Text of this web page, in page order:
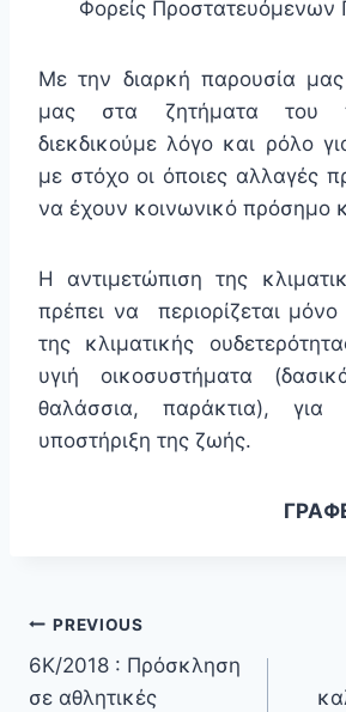
Φορείς Προστατευόμενων
Με την διαρκή παρουσία μας
μας στα ζητήματα του
διεκδικούμε λόγο και ρόλο
με στόχο οι όποιες αλλαγές
να έχουν κοινωνικό πρόσημο
Η αντιμετώπιση της
πρέπει να περιορίζεται
της κλιματικής
υγιή οικοσυστήματα
θαλάσσια, παράκτια), για
υποστήριξη της ζωής.
PREVIOUS
6Κ/2018 : Πρόσκληση
σε αθλητικές